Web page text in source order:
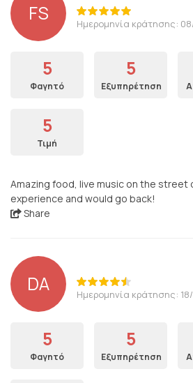
FS Ημερομηνία κράτησης:
5
Φαγητό
5
Εξυπηρέτηση
5
Τιμή
Amazing food, live music on the street
experience and would go back!
Share
DA Ημερομηνία κράτησης:
5
Φαγητό
5
Εξυπηρέτηση